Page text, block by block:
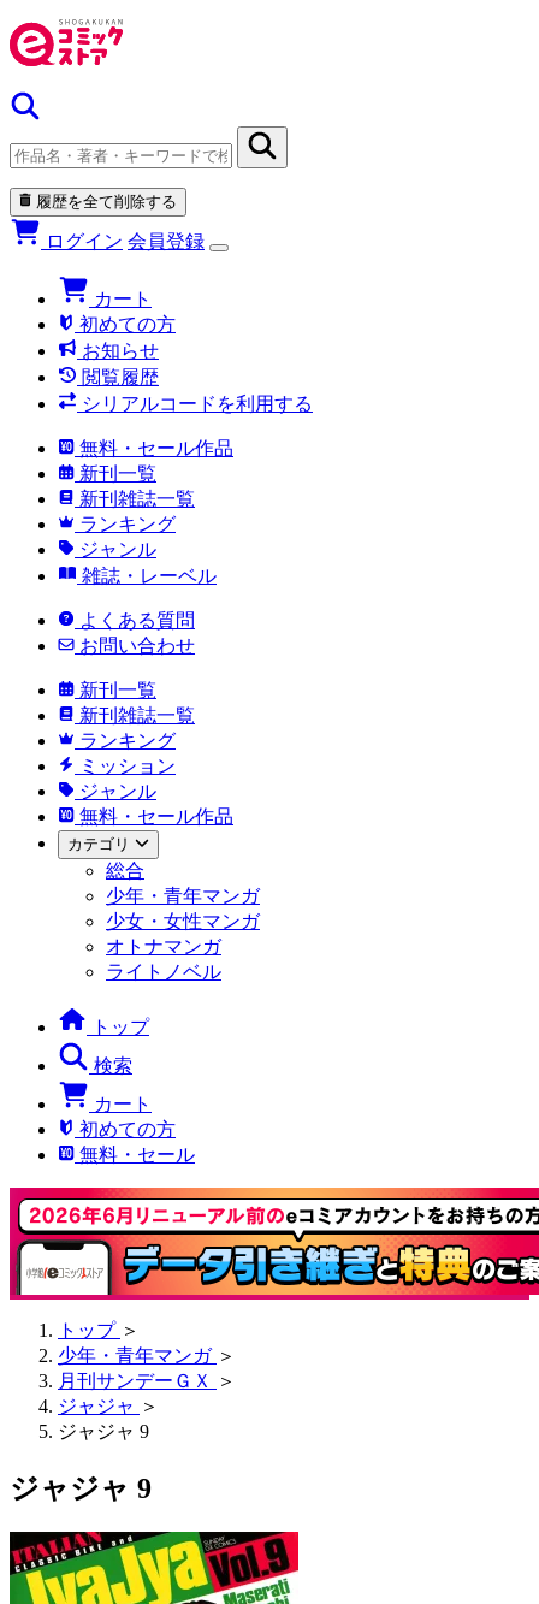
履歴を全て削除する
ログイン 会員登録
カート
初めての方
お知らせ
閲覧履歴
シリアルコードを利用する
無料・セール作品
新刊一覧
新刊雑誌一覧
ランキング
ジャンル
雑誌・レーベル
よくある質問
お問い合わせ
新刊一覧
新刊雑誌一覧
ランキング
ミッション
ジャンル
無料・セール作品
カテゴリ
総合
少年・青年マンガ
少女・女性マンガ
オトナマンガ
ライトノベル
トップ
検索
カート
初めての方
無料・セール
トップ ＞
少年・青年マンガ ＞
月刊サンデーＧＸ
＞
ジャジャ ＞
ジャジャ 9
ジャジャ 9